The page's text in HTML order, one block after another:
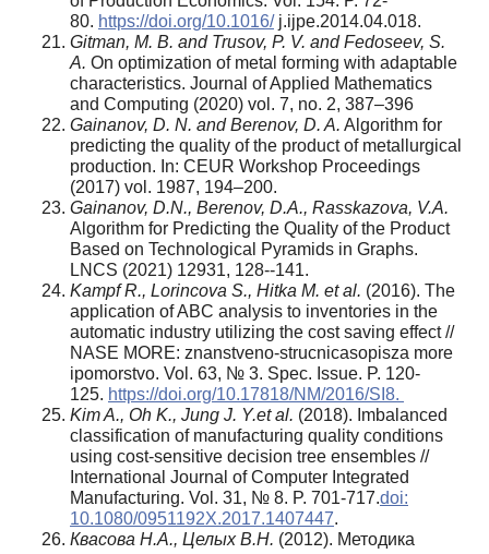
80. https://doi.org/10.1016/j.ijpe.2014.04.018.
Gitman, M. B. and Trusov, P. V. and Fedoseev, S.
A. On optimization of metal forming with adaptable
characteristics. Journal of Applied Mathematics
and Computing (2020) vol. 7, no. 2, 387–396
Gainanov, D. N. and Berenov, D. A. Algorithm for
predicting the quality of the product of metallurgical
production. In: CEUR Workshop Proceedings
(2017) vol. 1987, 194–200.
Gainanov, D.N., Berenov, D.A., Rasskazova, V.A.
Algorithm for Predicting the Quality of the Product
Based on Technological Pyramids in Graphs.
LNCS (2021) 12931, 128--141.
Kampf R., Lorincova S., Hitka M. et al. (2016). The
application of ABC analysis to inventories in the
automatic industry utilizing the cost saving effect //
NASE MORE: znanstveno-strucnicasopisza more
ipomorstvo. Vol. 63, № 3. Spec. Issue. P. 120-
125. https://doi.org/10.17818/NM/2016/SI8.
Kim A., Oh K., Jung J. Y.et al. (2018). Imbalanced
classification of manufacturing quality conditions
using cost-sensitive decision tree ensembles //
International Journal of Computer Integrated
Manufacturing. Vol. 31, № 8. P. 701-717.doi:
10.1080/0951192X.2017.1407447.
Квасова Н.А., Целых В.Н. (2012). Методика